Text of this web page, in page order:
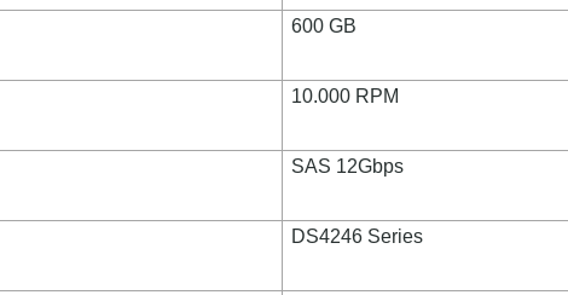
600 GB
10.000 RPM
SAS 12Gbps
DS4246 Series